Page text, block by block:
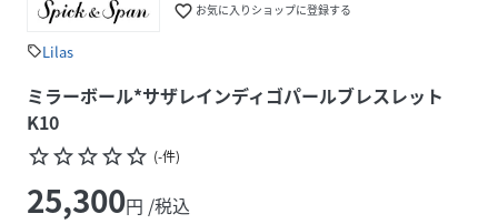
favorite_border お気に入りショップに登録する
sellLilas
ミラーボール*サザレインディゴパールブレスレット
K10
star_borderstar_borderstar_borderstar_borderstar_border (-件)
25,300円 /税込